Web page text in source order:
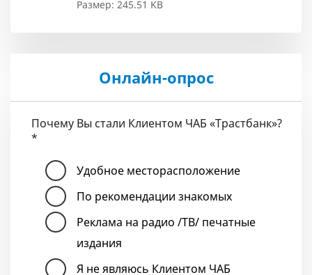
Размер: 245.51 KB
Онлайн-опрос
Почему Вы стали Клиентом ЧАБ «Трастбанк»?
*
Удобное месторасположение
По рекомендации знакомых
Реклама на радио /ТВ/ печатные
издания
Я не являюсь Клиентом ЧАБ